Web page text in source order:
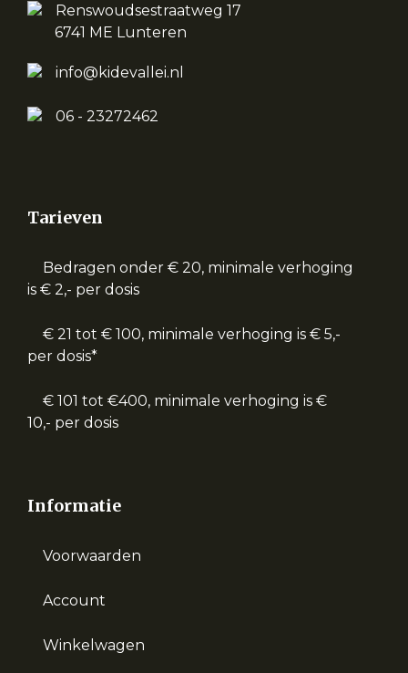
Renswoudsestraatweg 17
6741 ME Lunteren
info@kidevallei.nl
06 - 23272462
Tarieven
Bedragen onder € 20, minimale verhoging
is € 2,- per dosis
€ 21 tot € 100, minimale verhoging is € 5,-
per dosis*
€ 101 tot €400, minimale verhoging is €
10,- per dosis
Informatie
Voorwaarden
Account
Winkelwagen